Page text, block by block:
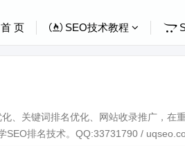
首 页 SEO技术教程
、关键词排名优化、网站收录推广，在
SEO排名技术。QQ:33731790 /